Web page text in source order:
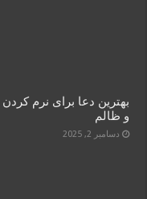
بهترین دعا برای نرم
و ظالم
دسامبر 2, 2025